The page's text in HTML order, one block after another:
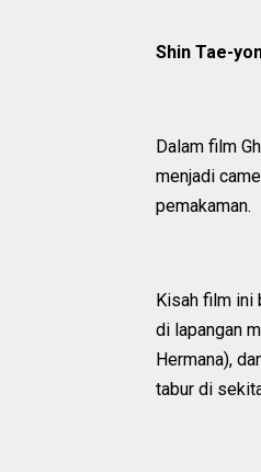
Shin Tae-
Dalam film
menjadi
pemakaman.
Kisah film
di lapangan
Hermana),
tabur di